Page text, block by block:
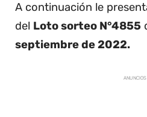
A continuación le
del Loto sorteo N°4855
septiembre de 2022.
ANUNCIOS